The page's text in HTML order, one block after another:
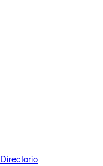
Directorio